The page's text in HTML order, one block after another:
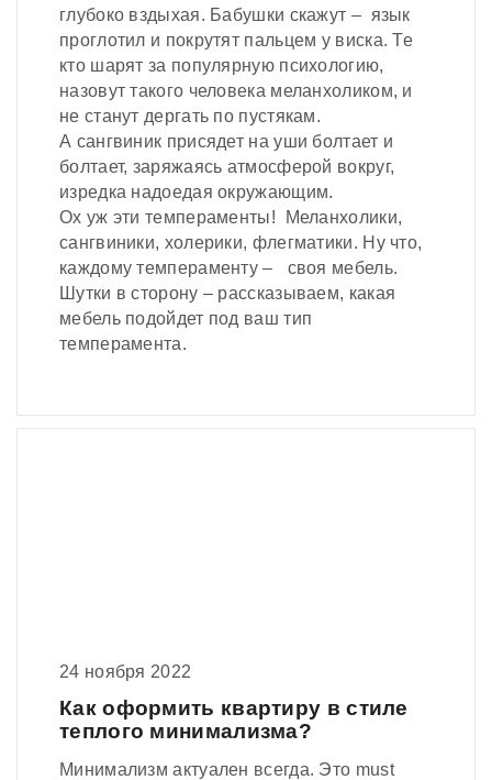
глубоко вздыхая. Бабушки скажут – язык
проглотил и покрутят пальцем у виска. Те
кто шарят за популярную психологию,
назовут такого человека меланхоликом, и
не станут дергать по пустякам.
А сангвиник присядет на уши болтает и
болтает, заряжаясь атмосферой вокруг,
изредка надоедая окружающим.
Ох уж эти темпераменты! Меланхолики,
сангвиники, холерики, флегматики. Ну что,
каждому темпераменту – своя мебель.
Шутки в сторону – рассказываем, какая
мебель подойдет под ваш тип
темперамента.
24 ноября 2022
Как оформить квартиру в стиле
теплого минимализма?
Минимализм актуален всегда. Это must